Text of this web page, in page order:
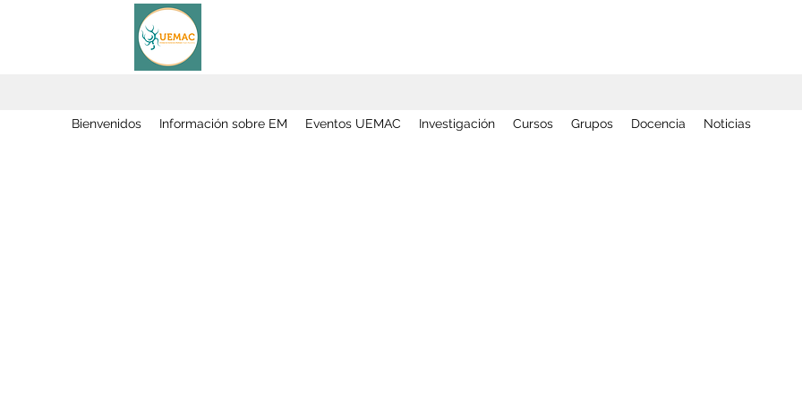
Bienvenidos Información sobre EM Eventos UEMAC Investigación Cursos Grupos Docencia Noticias